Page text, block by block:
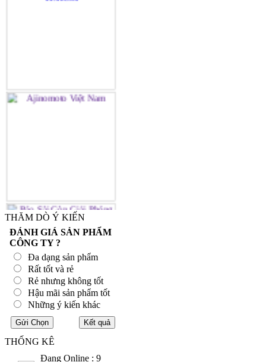
THĂM DÒ Ý KIẾN
ĐÁNH GIÁ SẢN PHẨM
CÔNG TY ?
Đa dạng sản phẩm
Rất tốt và rẻ
Rẻ nhưng không tốt
Hậu mãi sản phẩm tốt
Những ý kiến khác
THỐNG KÊ
Đang Online : 9